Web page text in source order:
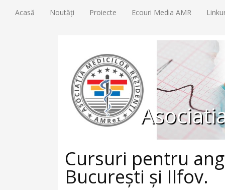
Acasă Noutăți Proiecte Ecouri Media AMR
Cursuri pentru
București şi Ilfov.